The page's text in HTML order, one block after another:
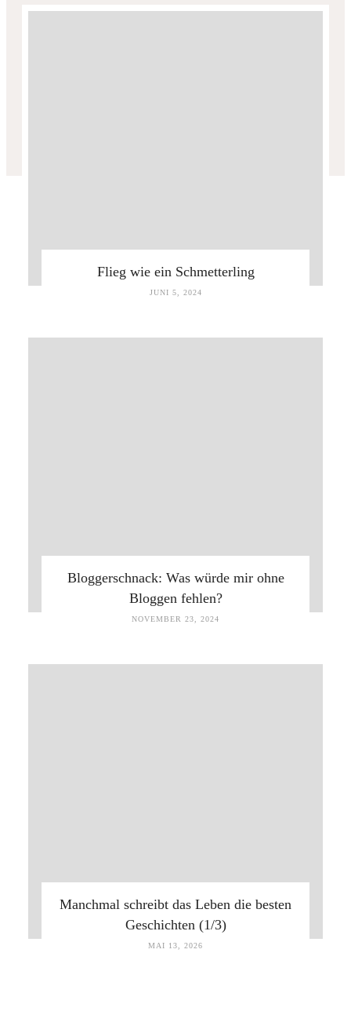
Flieg wie ein Schmetterling
JUNI 5, 2024
Bloggerschnack: Was würde mir ohne
Bloggen fehlen?
NOVEMBER 23, 2024
Manchmal schreibt das Leben die besten
Geschichten (1/3)
MAI 13, 2026